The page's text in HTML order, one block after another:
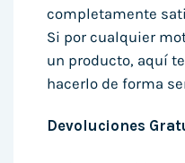
completamente
Si por cualquier
un producto, aquí
hacerlo de forma
Devoluciones